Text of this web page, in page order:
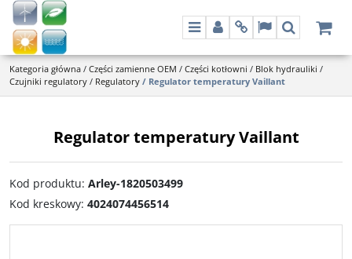
MenuPanelInfoLangSzukaj
Kategoria główna / Części zamienne OEM / Części kotłowni / Blok hydrauliki /
Czujniki regulatory / Regulatory / Regulator temperatury Vaillant
Regulator temperatury Vaillant
Kod produktu: Arley-1820503499
Kod kreskowy: 4024074456514